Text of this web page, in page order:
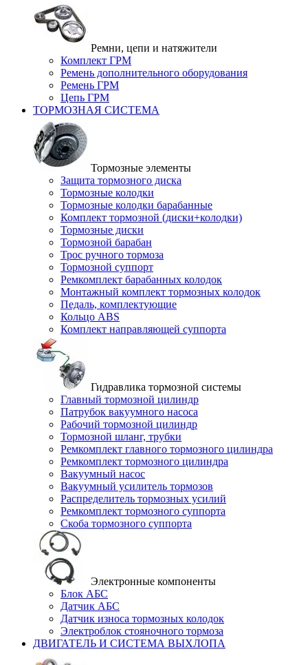
Ремни, цепи и натяжители
Комплект ГРМ
Ремень дополнительного оборудования
Ремень ГРМ
Цепь ГРМ
ТОРМОЗНАЯ СИСТЕМА
Тормозные элементы
Защита тормозного диска
Тормозные колодки
Тормозные колодки барабанные
Комплект тормозной (диски+колодки)
Тормозные диски
Тормозной барабан
Трос ручного тормоза
Тормозной суппорт
Ремкомплект барабанных колодок
Монтажный комплект тормозных колодок
Педаль, комплектующие
Кольцо ABS
Комплект направляющей суппорта
Гидравлика тормозной системы
Главный тормозной цилиндр
Патрубок вакуумного насоса
Рабочий тормозной цилиндр
Тормозной шланг, трубки
Ремкомплект главного тормозного цилиндра
Ремкомплект тормозного цилиндра
Вакуумный насос
Вакуумный усилитель тормозов
Распределитель тормозных усилий
Ремкомплект тормозного суппорта
Скоба тормозного суппорта
Электронные компоненты
Блок АБС
Датчик АБС
Датчик износа тормозных колодок
Электроблок стояночного тормоза
ДВИГАТЕЛЬ И СИСТЕМА ВЫХЛОПА